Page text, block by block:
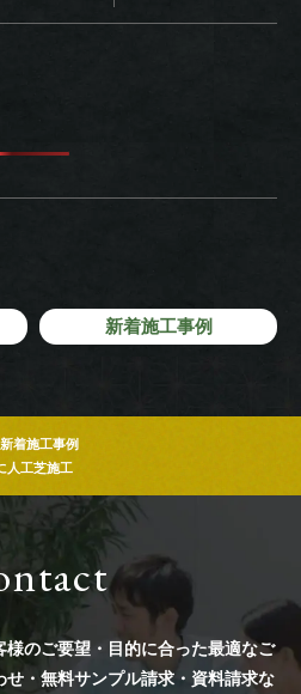
新着施工事例
着施工事例
人工芝施工
様のご要望・目的に合った最適なご
せ・無料サンプル請求・資料請求な